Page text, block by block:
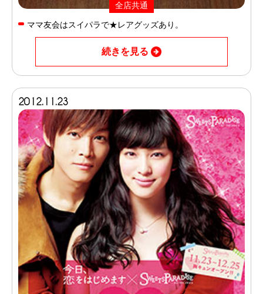
全店共通
ママ友会はスイパラで★レアグッズあり。
続きを見る
2012.11.23